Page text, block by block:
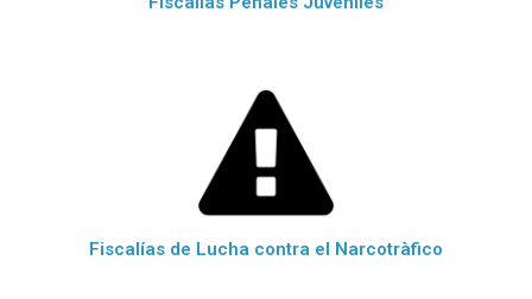
Fiscalías de Lucha contra el Narcotràfico